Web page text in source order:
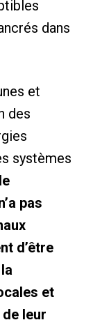
dans
et
des
systèmes
pas
d’être
et
leur